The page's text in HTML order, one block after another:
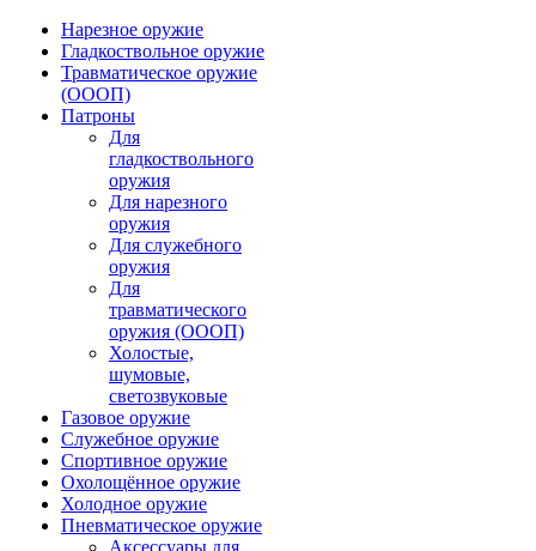
Нарезное оружие
Гладкоствольное оружие
Травматическое оружие
(ОООП)
Патроны
Для
гладкоствольного
оружия
Для нарезного
оружия
Для служебного
оружия
Для
травматического
оружия (ОООП)
Холостые,
шумовые,
светозвуковые
Газовое оружие
Служебное оружие
Спортивное оружие
Охолощённое оружие
Холодное оружие
Пневматическое оружие
Аксессуары для